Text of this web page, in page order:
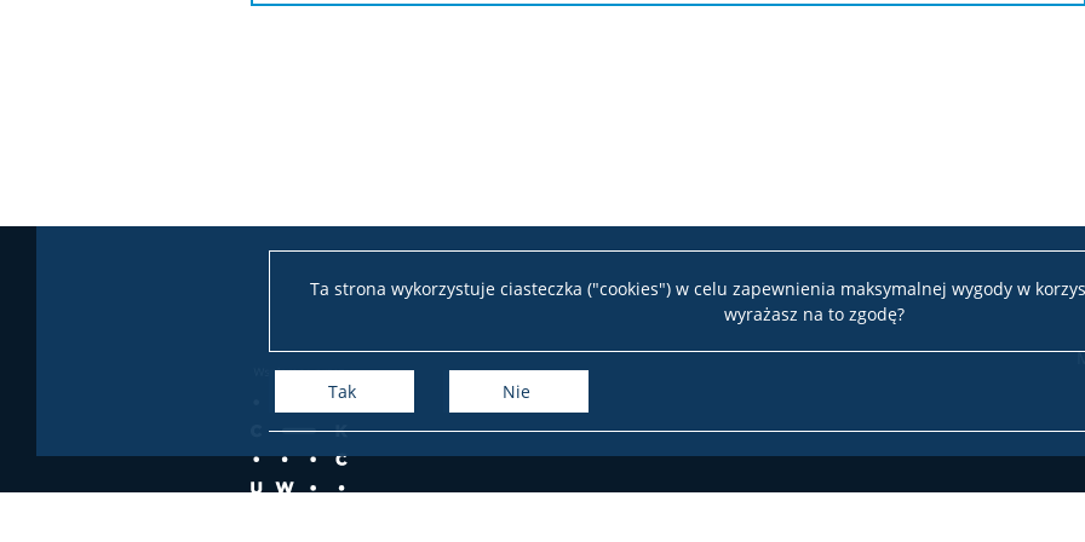
Ta strona wykorzystuje ciasteczka ("cookies") w celu zapewnienia maksymalnej wygody w
wyrażasz na to zgodę?
Tak Nie